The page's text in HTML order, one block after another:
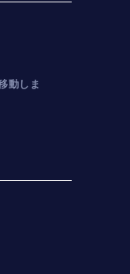
動しま